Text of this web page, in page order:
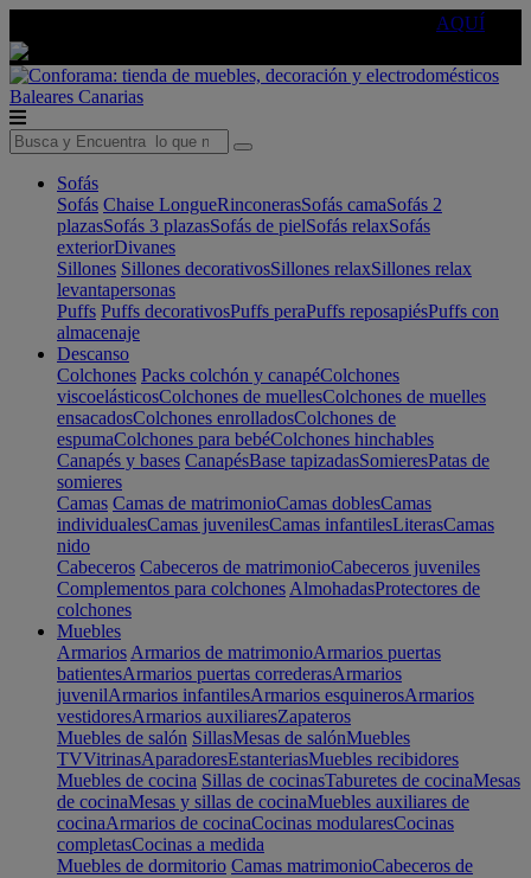
AQUÍ
Baleares Canarias
Sofás
Sofás Chaise LongueRinconerasSofás camaSofás 2
plazasSofás 3 plazasSofás de pielSofás relaxSofás
exteriorDivanes
Sillones Sillones decorativosSillones relaxSillones relax
levantapersonas
Puffs Puffs decorativosPuffs peraPuffs reposapiésPuffs con
almacenaje
Descanso
Colchones Packs colchón y canapéColchones
viscoelásticosColchones de muellesColchones de muelles
ensacadosColchones enrolladosColchones de
espumaColchones para bebéColchones hinchables
Canapés y bases CanapésBase tapizadasSomieresPatas de
somieres
Camas Camas de matrimonioCamas doblesCamas
individualesCamas juvenilesCamas infantilesLiterasCamas
nido
Cabeceros Cabeceros de matrimonioCabeceros juveniles
Complementos para colchones AlmohadasProtectores de
colchones
Muebles
Armarios Armarios de matrimonioArmarios puertas
batientesArmarios puertas correderasArmarios
juvenilArmarios infantilesArmarios esquinerosArmarios
vestidoresArmarios auxiliaresZapateros
Muebles de salón SillasMesas de salónMuebles
TVVitrinasAparadoresEstanteriasMuebles recibidores
Muebles de cocina Sillas de cocinasTaburetes de cocinaMesas
de cocinaMesas y sillas de cocinaMuebles auxiliares de
cocinaArmarios de cocinaCocinas modularesCocinas
completasCocinas a medida
Muebles de dormitorio Camas matrimonioCabeceros de